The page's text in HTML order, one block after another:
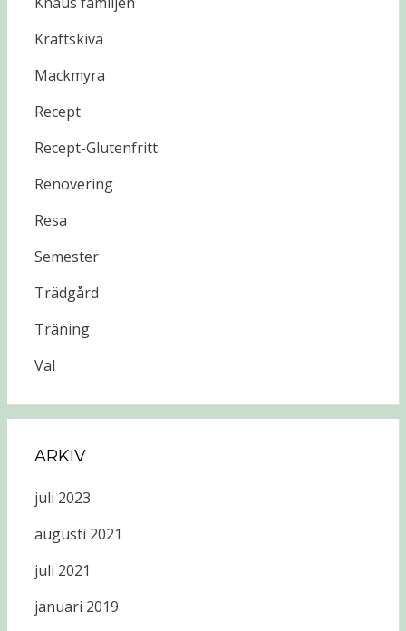
Kräftskiva
Mackmyra
Recept
Recept-Glutenfritt
Renovering
Resa
Semester
Trädgård
Träning
Val
ARKIV
juli 2023
augusti 2021
juli 2021
januari 2019